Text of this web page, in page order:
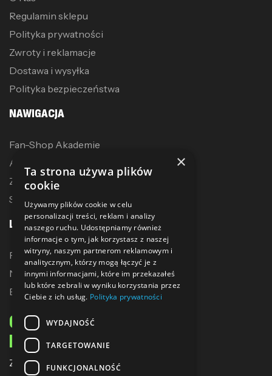
Regulamin sklepu
Polityka prywatności
Zwroty i reklamacje
Dostawa i wysyłka
Polityka bezpieczeństwa
NAWIGACJA
Fan-Shop Akademie
Akcesoria treningowe
Zostań dystrybutorem
Sublimacja
LINKI
Promocje
Nowe produkty
Bestsellery
ODBIERZ 10% ZNIŻKI
NA PIERWSZE ZAKUPY
Zapisz się do naszego newslettera
×
Ta strona używa plików
cookie
Używamy plików cookie w celu
personalizacji treści, reklam i analizy
naszego ruchu. Udostępniamy również
informacje o tym, jak korzystasz z naszej
witryny, naszym partnerom reklamowym i
analitycznym, którzy mogą łączyć je z
innymi informacjami, które im przekazałeś
lub które zebrali w wyniku korzystania przez
Ciebie z ich usług. Polityka prywatności
WYDAJNOŚĆ
TARGETOWANIE
FUNKCJONALNOŚĆ